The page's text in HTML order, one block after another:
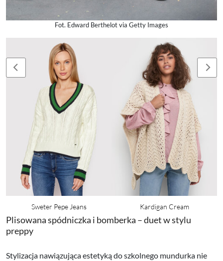
Fot. Edward Berthelot via Getty Images
Sweter Pepe Jeans Kardigan Cream
Plisowana spódniczka i bomberka – duet w stylu
preppy
Stylizacja nawiązująca estetyką do szkolnego mundurka nie